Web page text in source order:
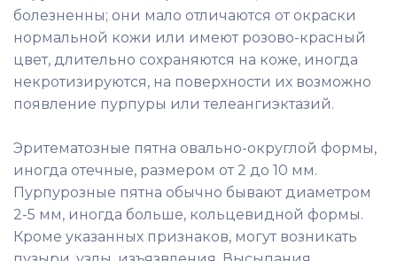
болезненны; они мало отличаются от окраски
нормальной кожи или имеют розово-красный
цвет, длительно сохраняются на коже, иногда
некротизируются, на поверхности их возможно
появление пурпуры или телеангиэктазий.
Эритематозные пятна овально-округлой формы,
иногда отечные, размером от 2 до 10 мм.
Пурпурозные пятна обычно бывают диаметром
2-5 мм, иногда больше, кольцевидной формы.
Кроме указанных признаков, могут возникать